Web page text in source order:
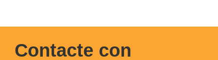
Contacte con